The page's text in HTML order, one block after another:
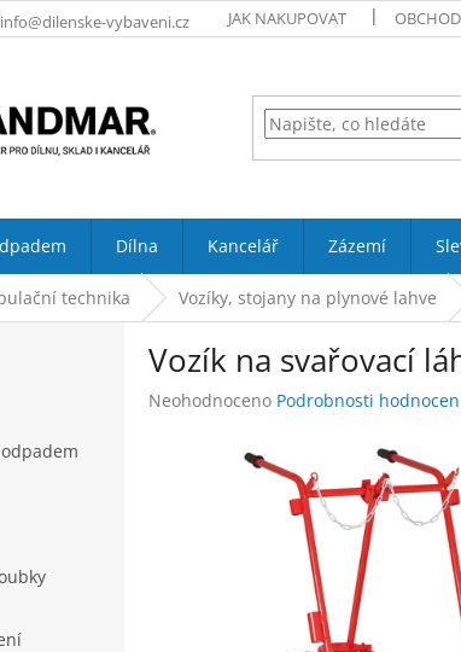
info@dilenske-vybaveni.cz JAK NAKUPOVAT
Dílna Kancelář Zázemí
technika Vozíky, stojany na plynové lahve
Vozík na svařovací
Průměrné
Neohodnoceno Podrobnosti